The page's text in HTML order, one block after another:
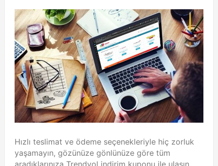
Hızlı teslimat ve ödeme seçenekleriyle hiç zorluk
yaşamayın, gözünüze gönlünüze göre tüm
aradıklarınıza Trendyol indirim kuponu ile ulaşın.